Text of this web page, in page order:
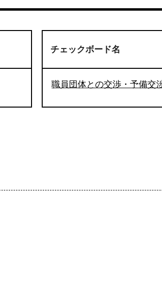
チェックボード名
職員団体との交渉・予備交